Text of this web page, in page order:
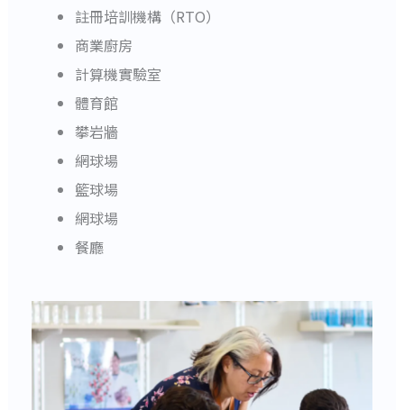
註冊培訓機構（RTO）
商業廚房
計算機實驗室
體育館
攀岩牆
網球場
籃球場
網球場
餐廳